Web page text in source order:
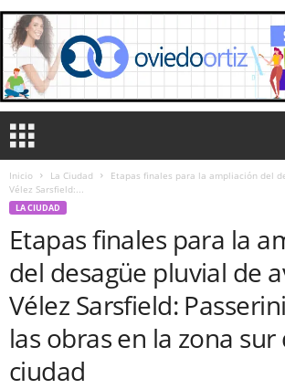
Inicio La Ciudad
Etapas finales para la ampliación del
Vélez Sarsfield:...
LA CIUDAD
Etapas finales para la
del desagüe pluvial de
Vélez Sarsfield:
las obras en la zona sur
ciudad